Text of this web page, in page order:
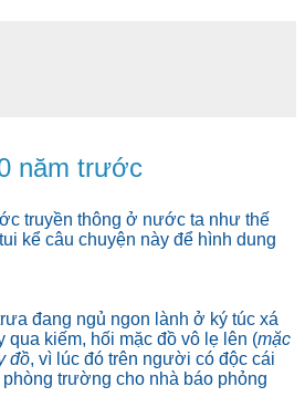
năm trước
truyền thông ở nước ta như thế
kể câu chuyện này để hình dung
đang ngủ ngon lành ở ký túc xá
qua kiếm, hối mặc đồ vô lẹ lên (mặc
đồ, vì lúc đó trên người có độc cái
trường cho nhà báo phỏng